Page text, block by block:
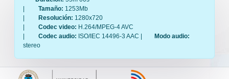
|
Tamaño: 1253Mb
|
Resolución: 1280x720
|
Codec video: H.264/MPEG-4 AVC
|
Codec audio: ISO/IEC 14496-3 AAC |
Modo audio:
stereo